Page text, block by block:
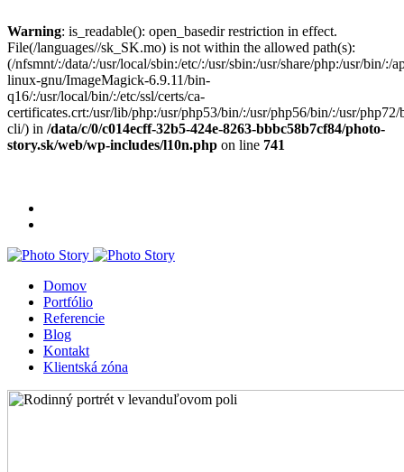
Warning: is_readable(): open_basedir restriction in effect.
File(/languages//sk_SK.mo) is not within the allowed path(s):
(/nfsmnt/:/data/:/usr/local/sbin:/etc/:/usr/sbin:/usr/share/php:/usr/bin/
linux-gnu/ImageMagick-6.9.11/bin-
q16/:/usr/local/bin/:/etc/ssl/certs/ca-
certificates.crt:/usr/lib/php:/usr/php53/bin/:/usr/php56/bin/:/usr/
cli/) in /data/c/0/c014ecff-32b5-424e-8263-bbbc58b7cf84/photo-
story.sk/web/wp-includes/l10n.php on line 741
Domov
Portfólio
Referencie
Blog
Kontakt
Klientská zóna